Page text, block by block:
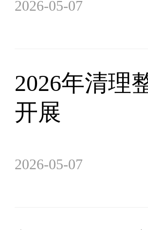
2026-05-07
2026年清理
开展
2026-05-07